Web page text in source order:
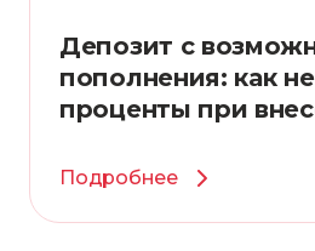
Депозит с
пополнения: как
проценты при
Подробнее